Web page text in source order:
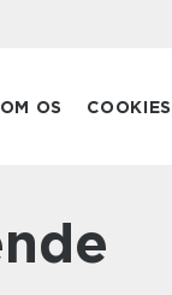
OM OS COOKIES